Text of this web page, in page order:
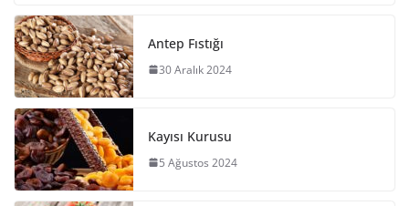
Antep Fıstığı
30 Aralık 2024
Kayısı Kurusu
5 Ağustos 2024